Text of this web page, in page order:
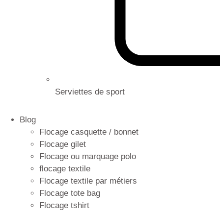
Serviettes de sport
Blog
Flocage casquette / bonnet
Flocage gilet
Flocage ou marquage polo
flocage textile
Flocage textile par métiers
Flocage tote bag
Flocage tshirt